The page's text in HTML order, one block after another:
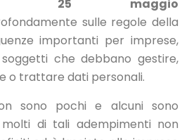
25 maggio
sulle regole della
importanti per imprese,
che debbano gestire,
o trattare dati personali.
sono pochi e alcuni sono
molti di tali adempimenti non